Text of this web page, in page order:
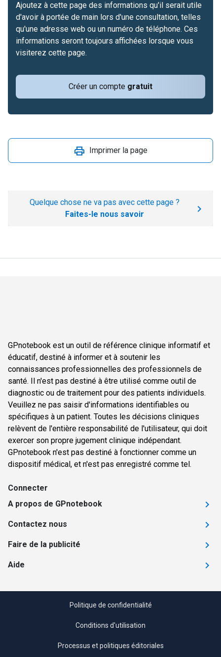
Créer un compte gratuit
Ajoutez à cette page des informations qu'il serait utile
d'avoir à portée de main lors d'une consultation, telles
qu'une adresse web ou un numéro de téléphone. Ces
informations seront toujours affichées lorsque vous
visiterez cette page.
Imprimer la page
Quelque chose ne va pas avec cette page ?
Faites-le nous savoir
GPnotebook est un outil de référence clinique informatif et
éducatif, destiné à informer et à soutenir les
connaissances professionnelles des professionnels de
santé. Il n'est pas destiné à être utilisé comme outil de
diagnostic ou de traitement pour des patients individuels.
Veuillez ne pas saisir d'informations identifiables ou
spécifiques à un patient. Toutes les décisions cliniques
relèvent de l'entière responsabilité de l'utilisateur, qui doit
exercer son propre jugement clinique indépendant.
GPnotebook n'est pas destiné à fonctionner comme un
dispositif médical, et n'est pas enregistré comme tel.
Connecter
A propos de GPnotebook
Contactez nous
Faire de la publicité
Aide
Politique de confidentialité
Conditions d'utilisation
Processus et politiques éditoriales